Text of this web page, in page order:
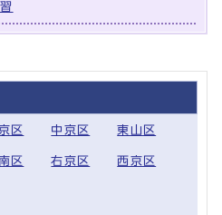
区 中京区 東山区
区 右京区 西京区